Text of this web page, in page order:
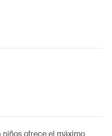
oscuramedianoche
Caqui oscuro (selected)
mini Amarillo brillante
2 mini Mint Green
Nexxt 2 mini Aguamarina
ofrece el máximo